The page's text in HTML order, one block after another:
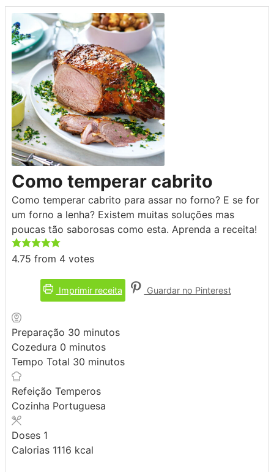
Como temperar cabrito
Como temperar cabrito para assar no forno? E se for
um forno a lenha? Existem muitas soluções mas
poucas tão saborosas como esta. Aprenda a receita!
4.75 from 4 votes
Imprimir receita Guardar no Pinterest
Preparação 30 minutos
minutos
Cozedura 0 minutos
minutos
Tempo Total 30 minutos
minutos
Refeição Temperos
Cozinha Portuguesa
Doses 1
Calorias 1116 kcal